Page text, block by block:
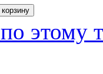
этому